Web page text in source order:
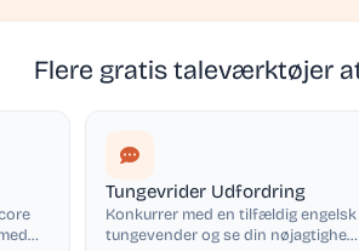
Flere gratis taleværktøjer
Tungevrider Udfordring
Konkurrer med en tilfældig engelsk
tungevender og se din nøjagtighed,